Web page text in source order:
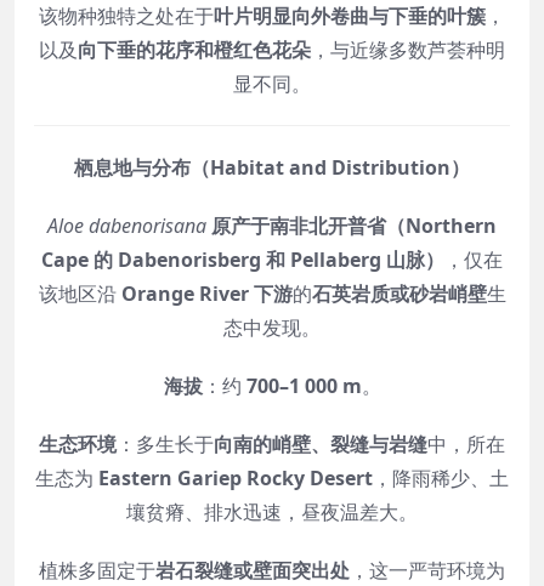
该物种独特之处在于叶片明显向外卷曲与下垂的叶簇 ，
以及向下垂的花序和橙红色花朵 ，与近缘多数芦荟种明
显不同。
栖息地与分布（Habitat and Distribution）
Aloe dabenorisana 原产于南非北开普省（Northern
Cape 的 Dabenorisberg 和 Pellaberg 山脉）
，仅在
该地区沿 Orange River 下游的石英岩质或砂岩峭壁生
态中发现。
海拔：约 700–1 000 m。
生态环境：多生长于向南的峭壁、裂缝与岩缝中，所在
生态为 Eastern Gariep Rocky Desert ，降雨稀少、土
壤贫瘠、排水迅速，昼夜温差大。
植株多固定于岩石裂缝或壁面突出处 ，这一严苛环境为